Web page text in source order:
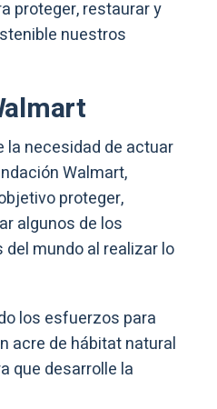
proteger, restaurar y
nuestros
la necesidad de actuar
Walmart,
proteger,
algunos de los
mundo al realizar lo
los esfuerzos para
acre de hábitat natural
que desarrolle la